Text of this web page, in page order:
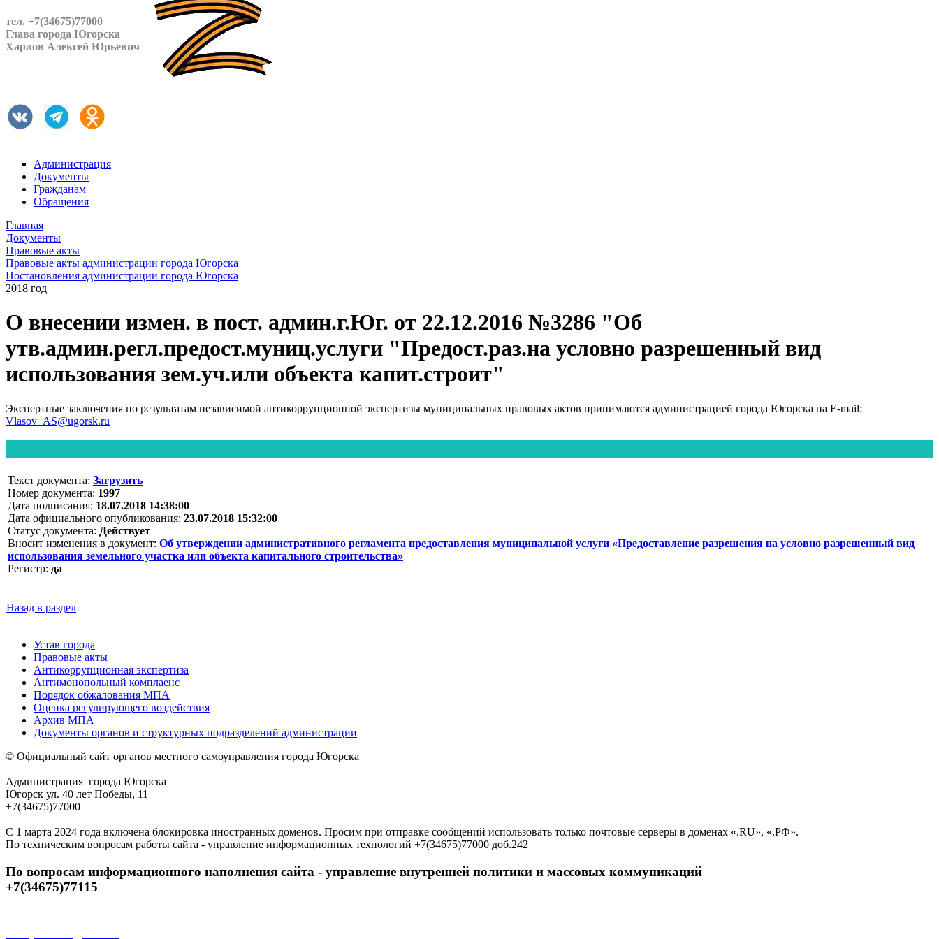
тел. +7(34675)77000
Глава города Югорска
Харлов Алексей Юрьевич
Администрация
Документы
Гражданам
Обращения
Главная
Документы
Правовые акты
Правовые акты администрации города Югорска
Постановления администрации города Югорска
2018 год
О внесении измен. в пост. админ.г.Юг. от 22.12.2016 №3286 "Об
утв.админ.регл.предост.муниц.услуги "Предост.раз.на условно разрешенный вид
использования зем.уч.или объекта капит.строит"
Экспертные заключения по результатам независимой антикоррупционной экспертизы муниципальных правовых актов принимаются администрацией города Югорска на E-mail:
Vlasov_AS@ugorsk.ru
Текст документа: Загрузить
Номер документа: 1997
Дата подписания: 18.07.2018 14:38:00
Дата официального опубликования: 23.07.2018 15:32:00
Статус документа: Действует
Вносит изменения в документ: Об утверждении административного регламента предоставления муниципальной услуги «Предоставление разрешения на условно разрешенный вид
использования земельного участка или объекта капитального строительства»
Регистр: да
Назад в раздел
Устав города
Правовые акты
Антикоррупционная экспертиза
Антимонопольный комплаенс
Порядок обжалования МПА
Оценка регулирующего воздействия
Архив МПА
Документы органов и структурных подразделений администрации
© Официальный сайт органов местного самоуправления города Югорска
Администрация города Югорска
Югорск ул. 40 лет Победы, 11
+7(34675)77000
С 1 марта 2024 года включена блокировка иностранных доменов. Просим при отправке сообщений использовать только почтовые серверы в доменах «.RU», «.РФ».
По техническим вопросам работы сайта - управление информационных технологий +7(34675)77000 доб.242
По вопросам информационного наполнения сайта - управление внутренней политики и массовых коммуникаций
+7(34675)77115